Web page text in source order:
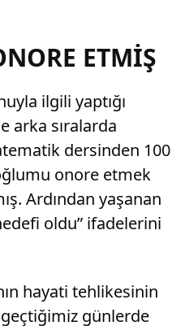
İşte merak ETMİŞ
ilgili yaptığı
arka sıralarda
dersinden 100
onore etmek
Ardından yaşanan
oldu” ifadelerini
hayati tehlikesinin
günlerde